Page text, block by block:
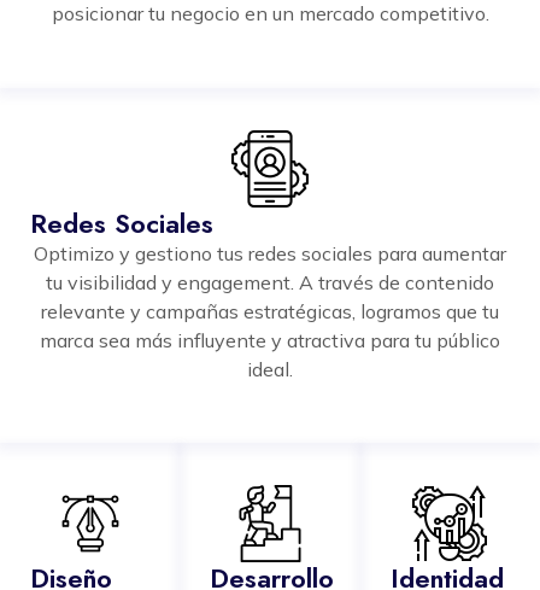
posicionar tu negocio en un mercado competitivo.
Redes Sociales
Optimizo y gestiono tus redes sociales para aumentar
tu visibilidad y engagement. A través de contenido
relevante y campañas estratégicas, logramos que tu
marca sea más influyente y atractiva para tu público
ideal.
Diseño
Desarrollo
Identidad